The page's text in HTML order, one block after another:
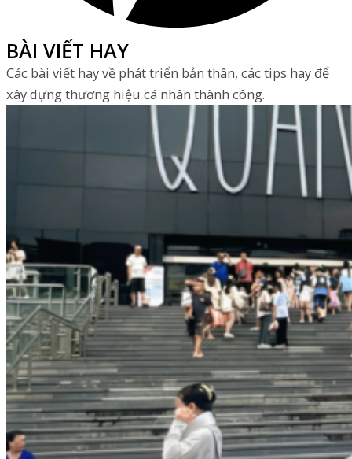
BÀI VIẾT HAY
Các bài viết hay về phát triển bản thân, các tips hay để
xây dựng thương hiệu cá nhân thành công.